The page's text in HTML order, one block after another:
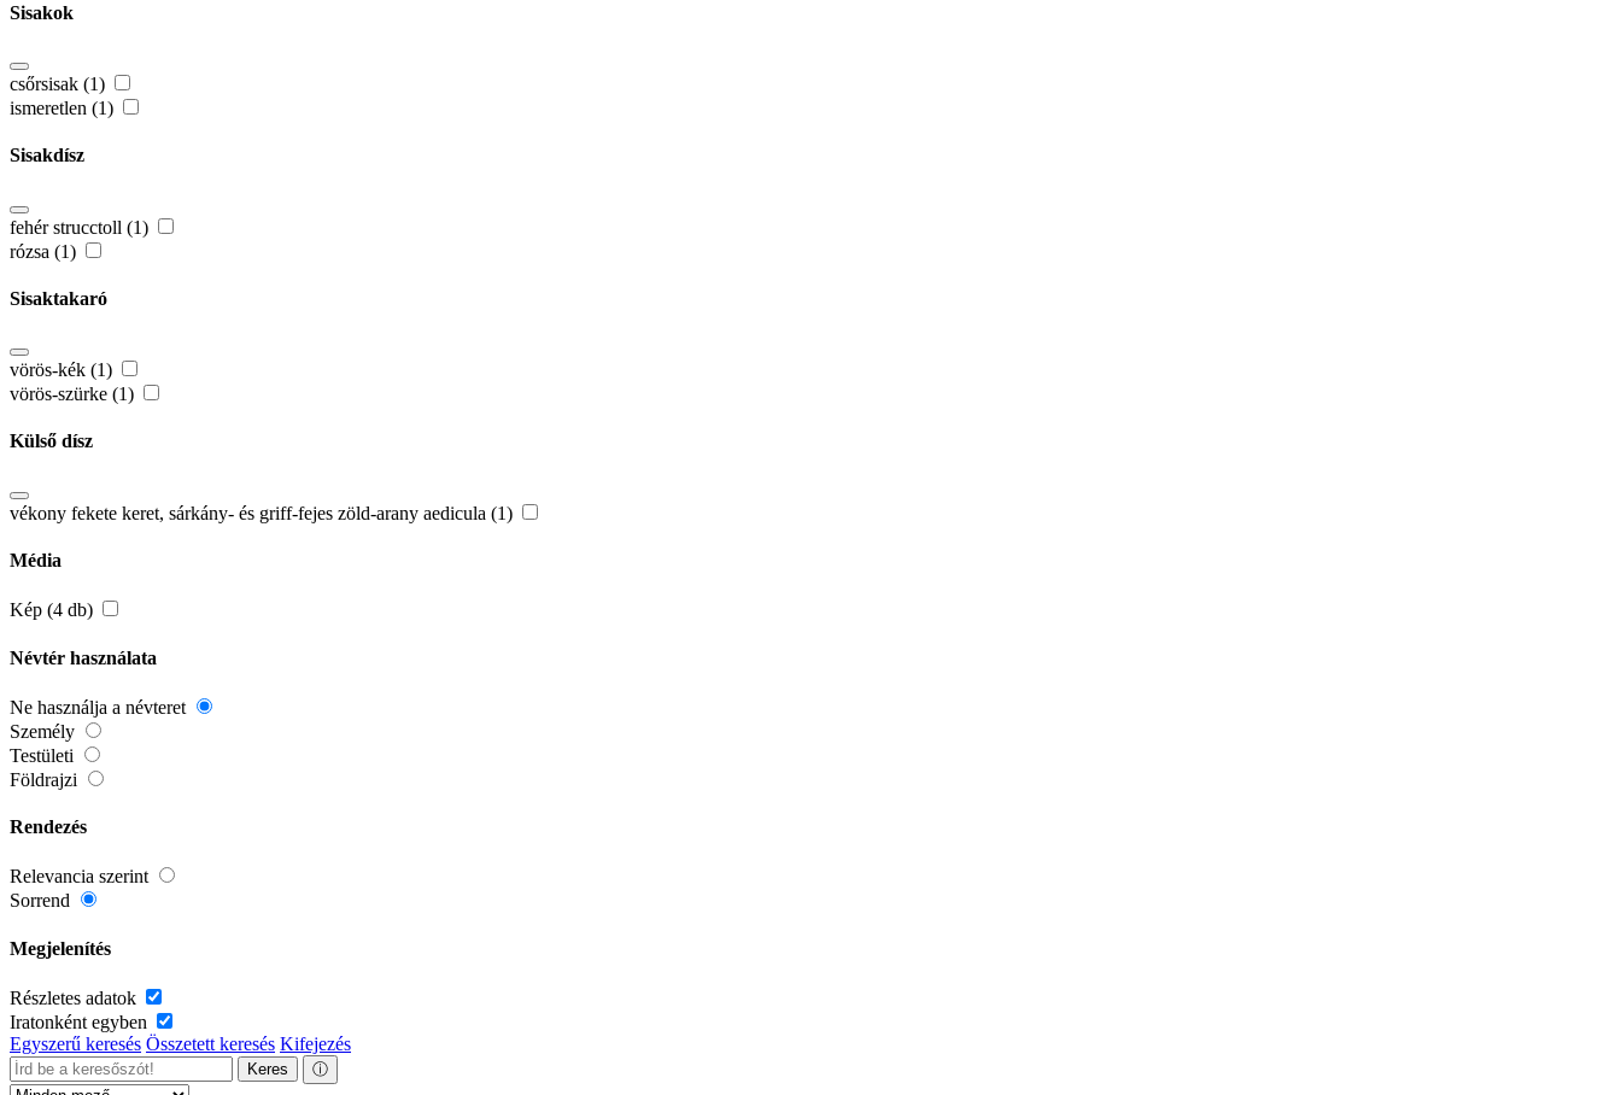
Sisakok
csőrsisak (1)
ismeretlen (1)
Sisakdísz
fehér strucctoll (1)
rózsa (1)
Sisaktakaró
vörös-kék (1)
vörös-szürke (1)
Külső dísz
vékony fekete keret, sárkány- és griff-fejes zöld-arany aedicula (1)
Média
Kép (4 db)
Névtér használata
Ne használja a névteret
Személy
Testületi
Földrajzi
Rendezés
Relevancia szerint
Sorrend
Megjelenítés
Részletes adatok
Iratonként egyben
Egyszerű keresés Összetett keresés Kifejezés
Keres ⓘ